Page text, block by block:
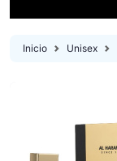
Inicio Unisex